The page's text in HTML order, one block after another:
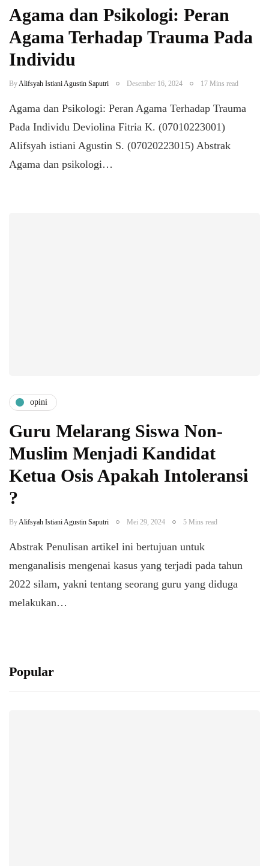
Agama dan Psikologi: Peran
Agama Terhadap Trauma Pada
Individu
By Alifsyah Istiani Agustin Saputri Desember 16, 2024 17 Mins read
Agama dan Psikologi: Peran Agama Terhadap Trauma
Pada Individu Deviolina Fitria K. (07010223001)
Alifsyah istiani Agustin S. (07020223015) Abstrak
Agama dan psikologi…
opini
Guru Melarang Siswa Non-
Muslim Menjadi Kandidat
Ketua Osis Apakah Intoleransi
?
ByAlifsyah Istiani Agustin Saputri Mei 29, 2024 5 Mins read
Abstrak Penulisan artikel ini bertujuan untuk
menganalisis mengenai kasus yang terjadi pada tahun
2022 silam, yakni tentang seorang guru yang diduga
melakukan…
Popular